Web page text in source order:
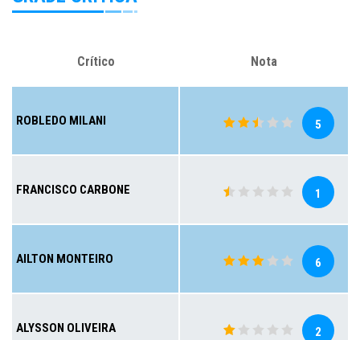
Crítico Nota
ROBLEDO MILANI 5
FRANCISCO CARBONE 1
AILTON MONTEIRO 6
ALYSSON OLIVEIRA 2